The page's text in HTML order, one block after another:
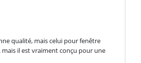
qualité, mais celui pour fenêtre
il est vraiment conçu pour une